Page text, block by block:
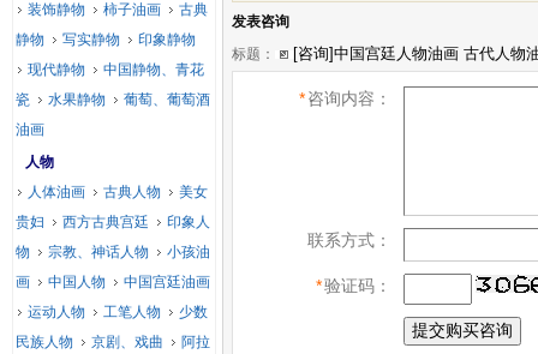
发表咨询
标题：
*咨询内容：
联系方式：
*验证码：
装饰静物
柿子油画
古典
静物
写实静物
印象静物
现代静物
中国静物、青花
瓷
水果静物
葡萄、葡萄酒
油画
人物
人体油画
古典人物
美女
贵妇
西方古典宫廷
印象人
物
宗教、神话人物
小孩油
画
中国人物
中国宫廷油画
运动人物
工笔人物
少数
民族人物
京剧、戏曲
阿拉